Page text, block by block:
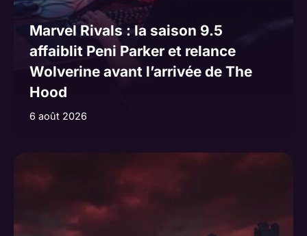
Marvel Rivals : la saison 9.5
affaiblit Peni Parker et relance
Wolverine avant l’arrivée de The
Hood
6 août 2026